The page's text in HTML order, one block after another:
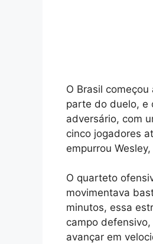
O Brasil
parte do duelo, e
adversário, com
cinco jogadores
empurrou
O quarteto
movimentava
minutos, essa
campo
avançar em